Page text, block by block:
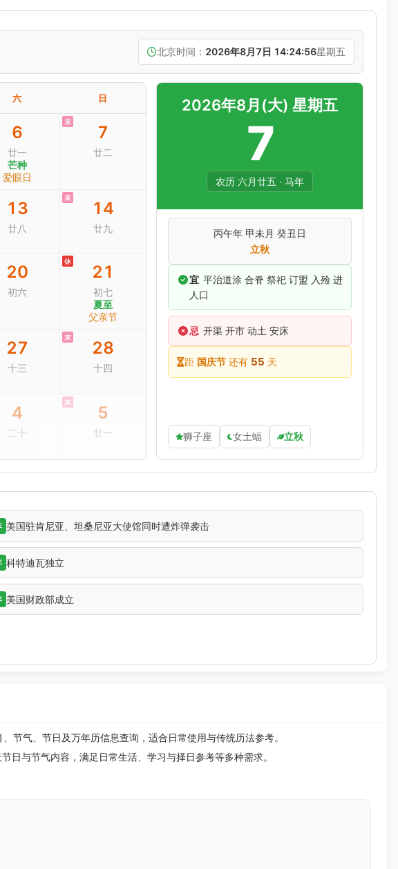
北京时间： 2026年8月7日 14:24:57星期五
六 日
6
廿一
芒种
爱眼日
末
7
廿二
13
廿八
末
14
廿九
20
初六
休
21
初七
夏至
父亲节
27
十三
末
28
十四
4
二十
末
5
廿一
2026年8月(大) 星期五
7
农历 六月廿五 · 马年
丙午年 甲未月 癸丑日
立秋
宜 平治道涂 合脊 祭祀 订盟 入殓 进
人口
忌 开渠 开市 动土 安床
距 国庆节 还有 55 天
狮子座 女土蝠 立秋
美国驻肯尼亚、坦桑尼亚大使馆同时遭炸弹袭击
科特迪瓦独立
美国财政部成立
节气、节日及万年历信息查询，适合日常使用与传统历法参考。
与节气内容，满足日常生活、学习与择日参考等多种需求。